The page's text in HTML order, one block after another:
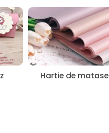
Hartie de matase